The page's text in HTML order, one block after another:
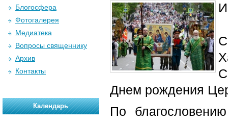
Днем рождения
По
Блогосфера
Фотогалерея
Медиатека
Вопросы священнику
Архив
Контакты
Календарь